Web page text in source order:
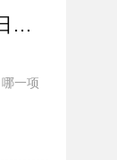
蚂蚁庄园今日最新答案在文章末 7.30日蚂蚁庄园今日正确答案汇总
一项